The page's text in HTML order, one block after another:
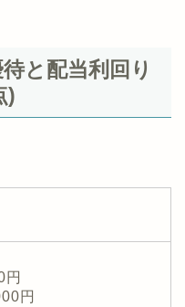
と配当利回り
)
円
円